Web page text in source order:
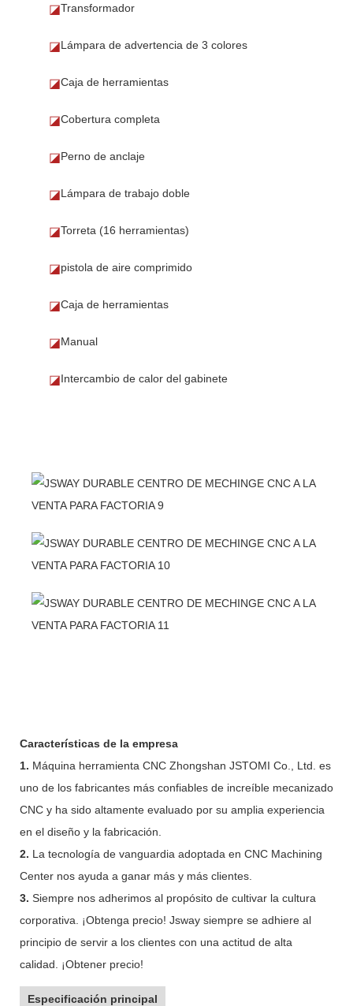
◪Transformador
◪Lámpara de advertencia de 3 colores
◪Caja de herramientas
◪Cobertura completa
◪Perno de anclaje
◪Lámpara de trabajo doble
◪Torreta (16 herramientas)
◪pistola de aire comprimido
◪Caja de herramientas
◪Manual
◪Intercambio de calor del gabinete
Características de la empresa
1. Máquina herramienta CNC Zhongshan JSTOMI Co., Ltd. es
uno de los fabricantes más confiables de increíble mecanizado
CNC y ha sido altamente evaluado por su amplia experiencia
en el diseño y la fabricación.
2. La tecnología de vanguardia adoptada en CNC Machining
Center nos ayuda a ganar más y más clientes.
3. Siempre nos adherimos al propósito de cultivar la cultura
corporativa. ¡Obtenga precio! Jsway siempre se adhiere al
principio de servir a los clientes con una actitud de alta
calidad. ¡Obtener precio!
Especificación principal